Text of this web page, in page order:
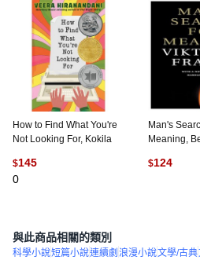
How to Find What You're
Not Looking For, Kokila
$145
0
Man's
Meaning,
$124
與此商品相關的類別
科學小說短篇小說連續劇 浪漫小說文學/古典